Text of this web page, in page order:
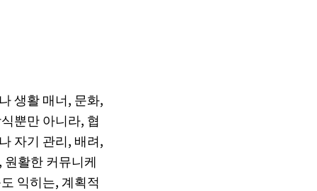
생활 매너, 문화,
뿐만 아니라, 협
자기 관리, 배려,
원활한 커뮤니케
익히는, 계획적